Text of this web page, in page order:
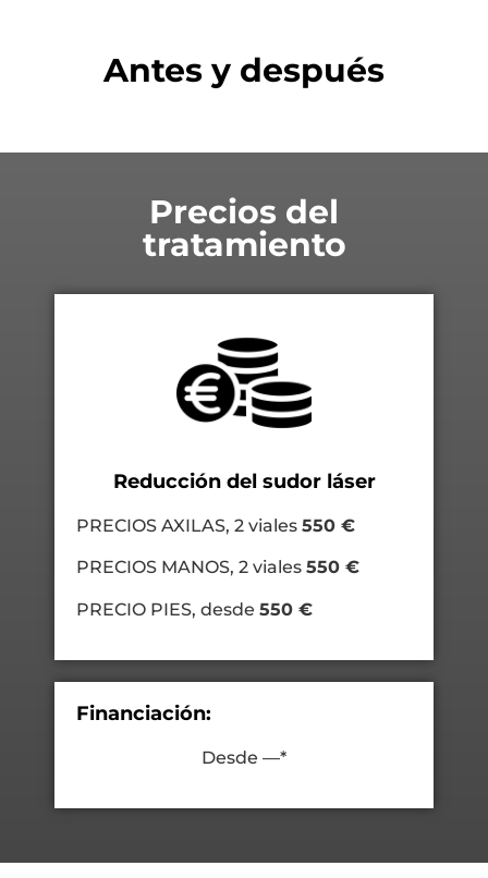
Antes y después
Precios del
tratamiento
Reducción del sudor láser
PRECIOS AXILAS, 2 viales 550 €
PRECIOS MANOS, 2 viales 550 €
PRECIO PIES, desde 550 €
Financiación:
Desde —*